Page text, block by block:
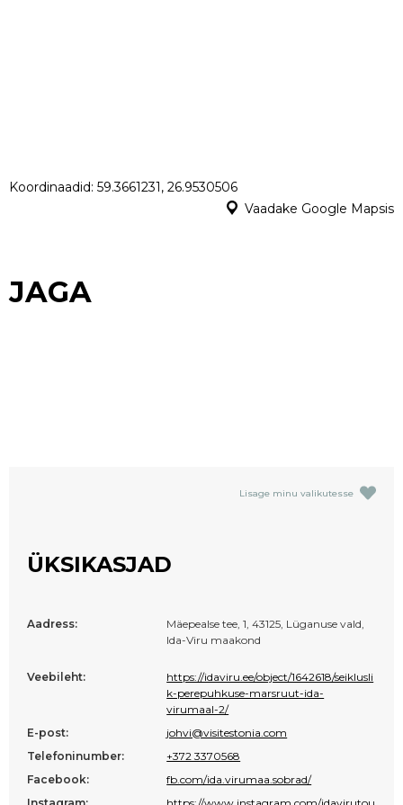
Koordinaadid: 59.3661231, 26.9530506
Vaadake Google Mapsis
JAGA
Lisage minu valikutesse
ÜKSIKASJAD
Aadress:
Mäepealse tee, 1, 43125, Lüganuse vald,
Ida-Viru maakond
Veebileht:
https://idaviru.ee/object/1642618/seiklusli
k-perepuhkuse-marsruut-ida-
virumaal-2/
E-post:
johvi@visitestonia.com
Telefoninumber:
+372 3370568
Facebook:
fb.com/ida.virumaa.sobrad/